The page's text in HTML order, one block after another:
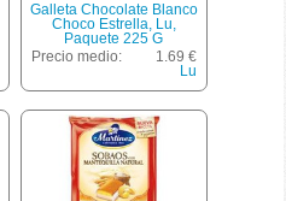
Galleta Chocolate Blanco
Choco Estrella, Lu,
Paquete 225 G
Precio medio:
1.69 €
Lu